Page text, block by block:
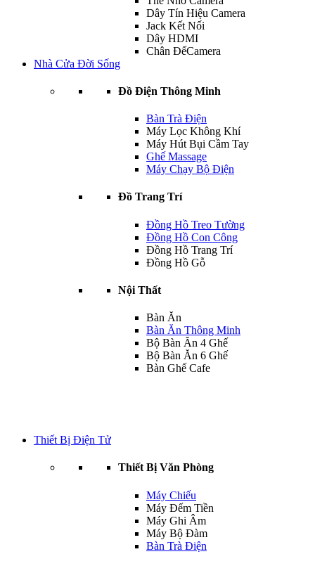
Dây Tín Hiệu Camera
Jack Kết Nối
Dây HDMI
Chân ĐếCamera
Nhà Cửa Đời Sống
Đồ Điện Thông Minh
Bàn Trà Điện
Máy Lọc Không Khí
Máy Hút Bụi Cầm Tay
Ghế Massage
Máy Chạy Bộ Điện
Đồ Trang Trí
Đồng Hồ Treo Tường
Đồng Hồ Con Công
Đồng Hồ Trang Trí
Đồng Hồ Gỗ
Nội Thất
Bàn Ăn
Bàn Ăn Thông Minh
Bộ Bàn Ăn 4 Ghế
Bộ Bàn Ăn 6 Ghế
Bàn Ghế Cafe
Thiết Bị Điện Tử
Thiết Bị Văn Phòng
Máy Chiếu
Máy Đếm Tiền
Máy Ghi Âm
Máy Bộ Đàm
Bàn Trà Điện